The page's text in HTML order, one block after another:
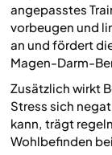
angepasstes
vorbeugen und
an und fördert
Magen-Darm-
Zusätzlich wirkt
Stress sich
kann, trägt
Wohlbefinden